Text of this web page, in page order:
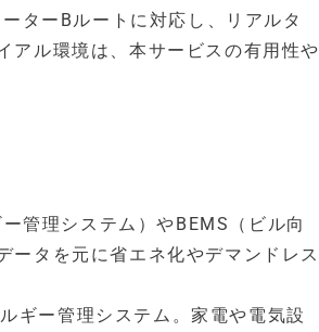
ターBルートに対応し、リアルタ
アル環境は、本サービスの有用性や
管理システム）やBEMS（ビル向
ータを元に省エネ化やデマンドレス
ギー管理システム。家電や電気設